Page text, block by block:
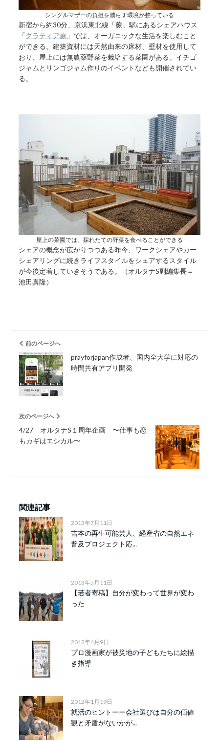
シングルマザーの負担を減らす環境が整っている
新宿から約30分、京浜東北線「蕨」駅にあるシェアハウス
「グラティア蕨 」では、オーガニックな生活を楽しむこと
ができる。建築資材には天然由来の床材、壁材を使用して
おり、屋上には無農薬野菜を栽培する菜園がある。イチゴ
ジャムとリンゴジャム作りのイベントなども開催されてい
る。
屋上の菜園では、採れたての野菜を食べることができる
シェアの概念が広がりつつある昨今、ワークシェアやカー
シェアリングに続きライフスタイルをシェアするスタイル
が今後定着していきそうである。（オルタナS副編集長＝
池田真隆）
前のページへ
prayforjapan作成者、国内全大学に対応の
時間共有アプリ開発
次のページへ
4/27 オルタナS１周年企画 〜仕事も恋
もカギはエシカル〜
関連記事
2013年7月11日
吉本の再生可能芸人、経産省の自然エネ
普及プロジェクト応...
2013年5月11日
【若者寄稿】自分が変わって世界が変わ
った
2012年4月9日
プロ漫画家が被災地の子どもたちに絵描
き指導
2012年1月19日
就活のヒントーー会社選びは自分の価値
観と矛盾がないかが...